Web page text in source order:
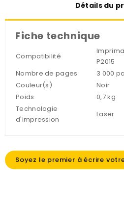
Détails du
Fiche technique
Compatibilité
P2015
Nombre de pages
3 000
Couleur(s)
Noir
Poids
0,7 kg
Technologie
d'impression
Laser
Soyez le premier à écrire